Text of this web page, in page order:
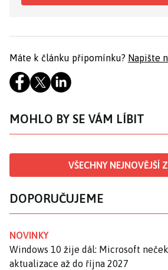
Máte k článku připomínku? Napište
MOHLO BY SE VÁM LÍBIT
VŠECHNY NEJNOVĚJŠÍ
DOPORUČUJEME
NOVINKY
Windows 10 žije dál: Microsoft
aktualizace až do října 2027